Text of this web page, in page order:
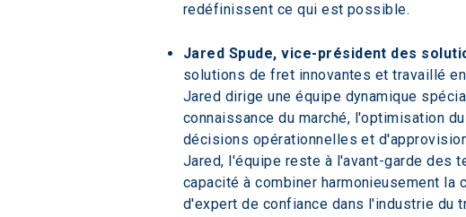
redéfinissent ce qui est possible.
Jared Spude, vice-président des
solutions de fret innovantes et travaillé
Jared dirige une équipe dynamique
connaissance du marché, l'optimisation
décisions opérationnelles et
Jared, l'équipe reste à l'avant-garde des
capacité à combiner harmonieusement
d'expert de confiance dans l'industrie du